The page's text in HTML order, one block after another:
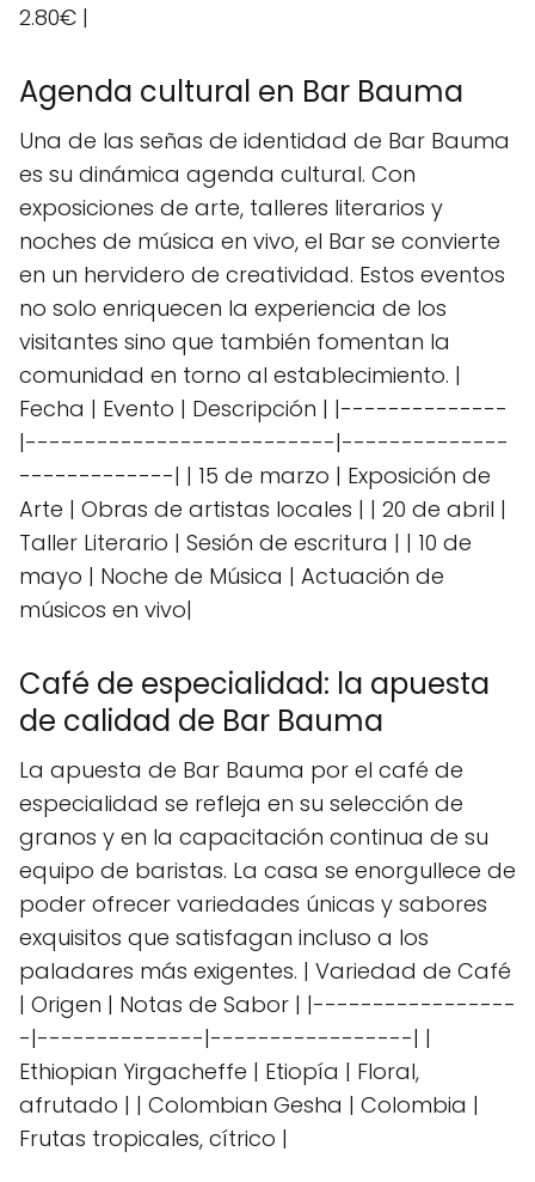
2.80€ |
Agenda cultural en Bar Bauma
Una de las señas de identidad de Bar Bauma
es su dinámica agenda cultural. Con
exposiciones de arte, talleres literarios y
noches de música en vivo, el Bar se convierte
en un hervidero de creatividad. Estos eventos
no solo enriquecen la experiencia de los
visitantes sino que también fomentan la
comunidad en torno al establecimiento. |
Fecha | Evento | Descripción | |--------------
|--------------------------|--------------
-------------| | 15 de marzo | Exposición de
Arte | Obras de artistas locales | | 20 de abril |
Taller Literario | Sesión de escritura | | 10 de
mayo | Noche de Música | Actuación de
músicos en vivo|
Café de especialidad: la apuesta
de calidad de Bar Bauma
La apuesta de Bar Bauma por el café de
especialidad se refleja en su selección de
granos y en la capacitación continua de su
equipo de baristas. La casa se enorgullece de
poder ofrecer variedades únicas y sabores
exquisitos que satisfagan incluso a los
paladares más exigentes. | Variedad de Café
| Origen | Notas de Sabor | |-----------------
-|--------------|-----------------| |
Ethiopian Yirgacheffe | Etiopía | Floral,
afrutado | | Colombian Gesha | Colombia |
Frutas tropicales, cítrico |